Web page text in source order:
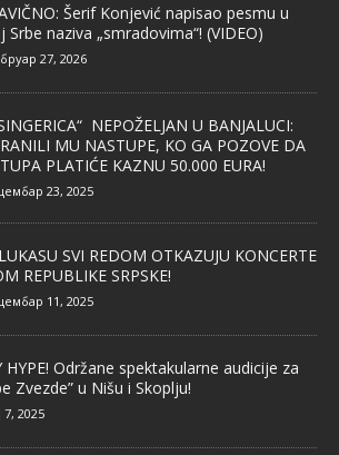
Šerif Konjević napisao pesmu u
Srbe naziva „smradovima“! (VIDEO)
27, 2026
NEPOŽELJAN U BANJALUCI:
MU NASTUPE, KO GA POZOVE DA
PLATIĆE KAZNU 50.000 EURA!
23, 2025
SVI REDOM OTKAZUJU KONCERTE
REPUBLIKE SRPSKE!
11, 2025
HYPE! Održane spektakularne audicije za
Zvezde” u Nišu i Skoplju!
7, 2025